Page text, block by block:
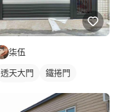
柒伍
透天大門
鐵捲門